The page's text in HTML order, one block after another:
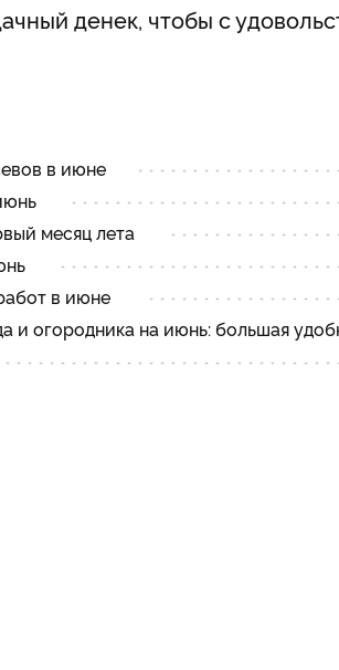
денек, чтобы с
в июне
месяц лета
в июне
и огородника на июнь: большая